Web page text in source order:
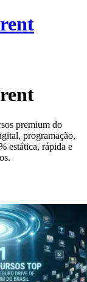
premium do
programação,
estática, rápida e